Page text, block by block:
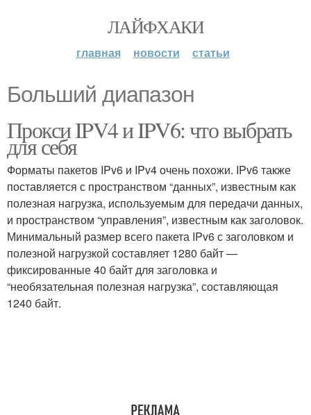
ЛАЙФХАКИ
главная новости статьи
Больший диапазон
Прокси IPV4 и IPV6: что выбрать
для себя
Форматы пакетов IPv6 и IPv4 очень похожи. IPv6 также
поставляется с пространством “данных”, известным как
полезная нагрузка, используемым для передачи данных,
и пространством “управления”, известным как заголовок.
Минимальный размер всего пакета IPv6 с заголовком и
полезной нагрузкой составляет 1280 байт —
фиксированные 40 байт для заголовка и
“необязательная полезная нагрузка”, составляющая
1240 байт.